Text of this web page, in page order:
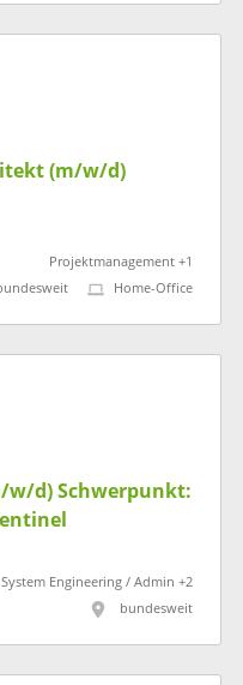
(m/w/d)
Projektmanagement +1
Home-Office
w/d) Schwerpunkt:
System Engineering / Admin +2
bundesweit